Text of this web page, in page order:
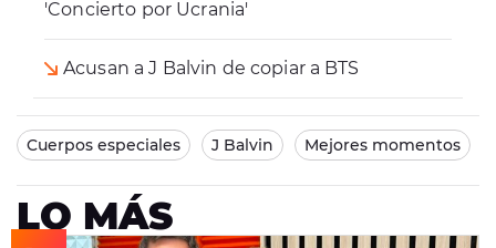
'Concierto por Ucrania'
Acusan a J Balvin de copiar a BTS
Cuerpos especiales J Balvin Mejores momentos
LO MÁS